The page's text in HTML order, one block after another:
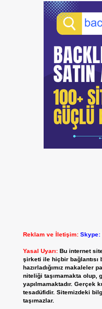
Reklam ve İletişim: Skype:
Yasal Uyarı: Bu internet
şirketi ile hiçbir bağlantısı
hazırladığımız makaleler
niteliği taşımamakta olup,
yapılmamaktadır. Gerçek
tesadüfidir. Sitemizdeki
taşımazlar.